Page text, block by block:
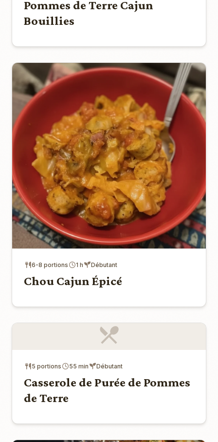
Pommes de Terre Cajun
Bouillies
6-8 portions 1 h Débutant
Chou Cajun Épicé
5 portions 55 min Débutant
Casserole de Purée de Pommes
de Terre